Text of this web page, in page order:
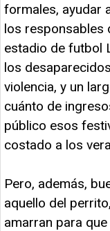
formales, ayudar
los responsables
estadio de futbol
los
violencia, y un
cuánto de
público esos
costado a los
Pero, además,
aquello del
amarran para